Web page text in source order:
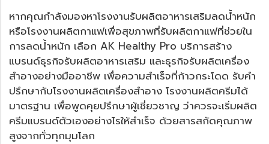
หากคุณกำลังมองหาโรงงานรับผลิตอาหารเสริมลดน้ำหนัก
หรือโรงงานผลิตกาแฟเพื่อสุขภาพที่รับผลิตกาแฟที่ช่วยใน
การลดน้ำหนัก เลือก AK Healthy Pro บริการสร้าง
แบรนด์ธุรกิจรับผลิตอาหารเสริม และธุรกิจรับผลิตเครื่อง
สำอางอย่างมืออาชีพ เพื่อความสำเร็จที่ก้าวกระโดด รับคำ
ปรึกษากับโรงงานผลิตเครื่องสำอาง โรงงานผลิตครีมได้
มาตรฐาน เพื่อพูดคุยปรึกษาผู้เชี่ยวชาญ ว่าควรจะเริ่มผลิต
ครีมแบรนด์ตัวเองอย่างไรให้สำเร็จ ด้วยสารสกัดคุณภาพ
สูงจากทั่วทุกมุมโลก